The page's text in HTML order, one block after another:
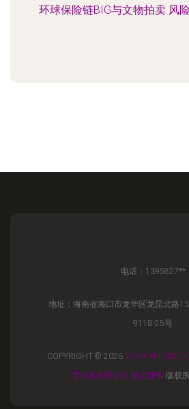
环球保险链BIG与文物拍卖 风
电话：1395827**
地址：海南省海口市龙华区龙昆北路
911B-25号
COPYRIGHT © 2026
普拍卖有限公司 拍卖业务 版权